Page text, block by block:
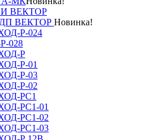
ВЕКТОР
ВЕКТОР Новинка!
Р-024
028
Р
Р-01
Р-03
Р-02
РС1
РС1-01
РС1-02
РС1-03